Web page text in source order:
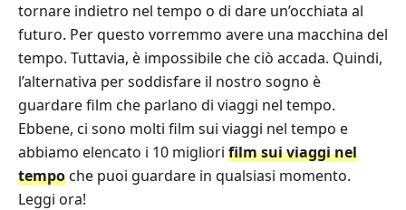
tornare indietro nel tempo o di dare un’occhiata al
futuro. Per questo vorremmo avere una macchina del
tempo. Tuttavia, è impossibile che ciò accada. Quindi,
l’alternativa per soddisfare il nostro sogno è
guardare film che parlano di viaggi nel tempo.
Ebbene, ci sono molti film sui viaggi nel tempo e
abbiamo elencato i 10 migliori film sui viaggi nel
tempo che puoi guardare in qualsiasi momento.
Leggi ora!